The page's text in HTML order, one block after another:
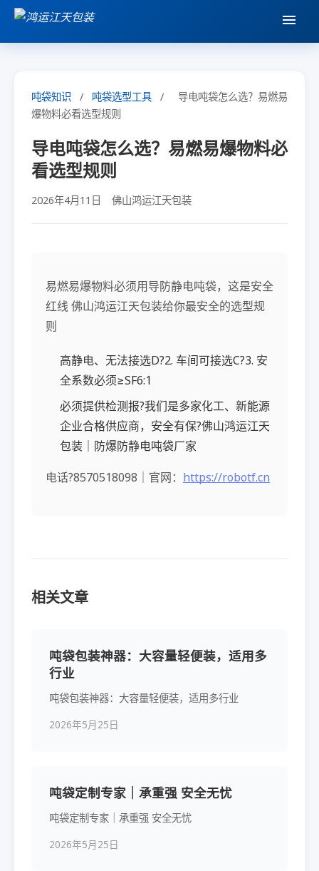
吨袋知识 / 吨袋选型工具 /
导电吨袋怎么选？易燃易
爆物料必看选型规则
导电吨袋怎么选？易燃易爆物料必
看选型规则
2026年4月11日 佛山鸿运江天包装
易燃易爆物料必须用导防静电吨袋，这是安全
红线 佛山鸿运江天包装给你最安全的选型规
则
高静电、无法接选D?2. 车间可接选C?3. 安
全系数必须≥SF6:1
必须提供检测报?我们是多家化工、新能源
企业合格供应商，安全有保?佛山鸿运江天
包装｜防爆防静电吨袋厂家
电话?8570518098｜官网： https://robotf.cn
相关文章
吨袋包装神器：大容量轻便装，适用多
行业
吨袋包装神器：大容量轻便装，适用多行业
2026年5月25日
吨袋定制专家｜承重强 安全无忧
吨袋定制专家｜承重强 安全无忧
2026年5月25日